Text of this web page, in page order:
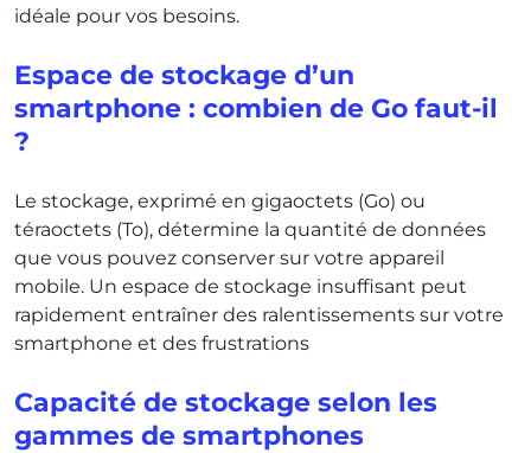
idéale pour vos besoins.
Espace de stockage d’un
smartphone : combien de Go faut-il
?
Le stockage, exprimé en gigaoctets (Go) ou
téraoctets (To), détermine la quantité de données
que vous pouvez conserver sur votre appareil
mobile. Un espace de stockage insuffisant peut
rapidement entraîner des ralentissements sur votre
smartphone et des frustrations
Capacité de stockage selon les
gammes de smartphones